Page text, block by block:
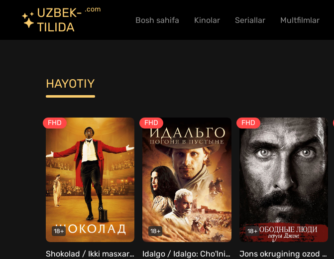
UZBEK-
TILIDA
.com
Bosh sahifa Kinolar Seriallar Multfilmlar
HAYOTIY
FHD
18+
Shokolad / Ikki masxaraboz Uzbek Tilida
FHD
18+
Idalgo / Idalgo: Cho'lni ta'qib qilish Uzbek Tilida
FHD
18+
Jons okrugining ozod odamlari / Jons okrugidagi erkin odamlar / Jonsning bepul shtati Uzbek Tilida